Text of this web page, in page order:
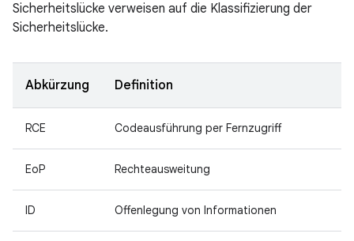
Sicherheitslücke verweisen auf die Klassifizierung der
Sicherheitslücke.
Abkürzung Definition
RCE Codeausführung per Fernzugriff
EoP Rechteausweitung
ID Offenlegung von Informationen